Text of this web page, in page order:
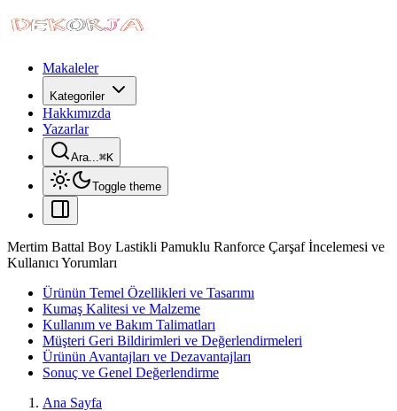
Makaleler
Kategoriler
Hakkımızda
Yazarlar
Ara...⌘K
Toggle theme
Mertim Battal Boy Lastikli Pamuklu Ranforce Çarşaf İncelemesi ve
Kullanıcı Yorumları
Ürünün Temel Özellikleri ve Tasarımı
Kumaş Kalitesi ve Malzeme
Kullanım ve Bakım Talimatları
Müşteri Geri Bildirimleri ve Değerlendirmeleri
Ürünün Avantajları ve Dezavantajları
Sonuç ve Genel Değerlendirme
Ana Sayfa